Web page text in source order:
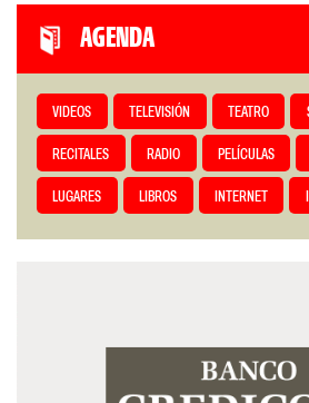
AGENDA
VIDEOS TELEVISIÓN TEATRO
RECITALES RADIO PELÍCULAS
LUGARES LIBROS INTERNET